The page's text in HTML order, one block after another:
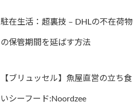
駐在生活：超裏技 – DHLの不在荷物
の保管期間を延ばす方法
【ブリュッセル】魚屋直営の立ち食
いシーフード:Noordzee